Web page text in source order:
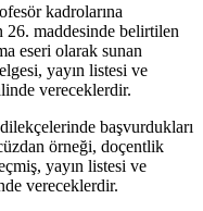
kadrolarına
26. maddesinde belirtilen
eseri olarak sunan
yayın listesi ve
vereceklerdir.
başvurdukları
örneği, doçentlik
yayın listesi ve
vereceklerdir.